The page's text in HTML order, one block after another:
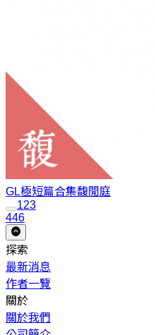
GL極短篇合集馥閒庭
123
446
探索
最新消息
作者一覽
關於
關於我們